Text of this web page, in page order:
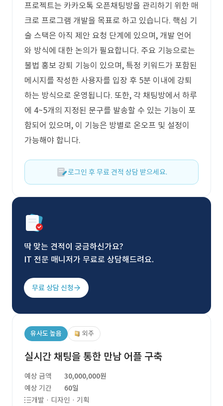
프로젝트는 카카오톡 오픈채팅방을 관리하기 위한 매
크로 프로그램 개발을 목표로 하고 있습니다. 핵심 기
술 스택은 아직 제안 요청 단계에 있으며, 개발 언어
와 방식에 대한 논의가 필요합니다. 주요 기능으로는
불법 홍보 강퇴 기능이 있으며, 특정 키워드가 포함된
메시지를 작성한 사용자를 입장 후 5분 이내에 강퇴
하는 방식으로 운영됩니다. 또한, 각 채팅방에서 하루
에 4~5개의 지정된 문구를 발송할 수 있는 기능이 포
함되어 있으며, 이 기능은 방별로 온오프 및 설정이
가능해야 합니다.
로그인 후 무료 견적 상담 받으세요.
딱 맞는 견적이 궁금하신가요?
IT 전문 매니저가 무료로 상담해드려요.
무료 상담 신청
유사도 높음 외주
실시간 채팅을 통한 만남 어플 구축
예상 금액
30,000,000원
예상 기간
60일
개발 · 디자인 · 기획